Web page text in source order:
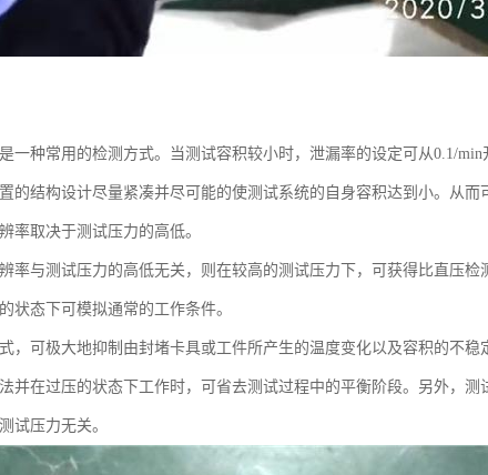
一种常用的检测方式。当测试容积较小时，泄漏率的设定可从0.1/min
的结构设计尽量紧凑并尽可能的使测试系统的自身容积达到小。从而
率取决于测试压力的高低。
率与测试压力的高低无关，则在较高的测试压力下，可获得比直压检
状态下可模拟通常的工作条件。
，可极大地抑制由封堵卡具或工件所产生的温度变化以及容积的不稳
并在过压的状态下工作时，可省去测试过程中的平衡阶段。另外，测
试压力无关。